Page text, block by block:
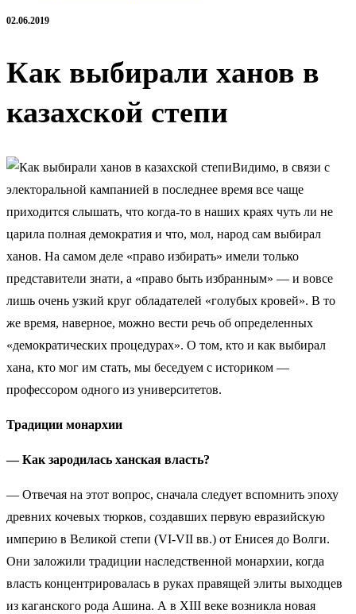
02.06.2019
Как выбирали ханов в
казахской степи
Видимо, в связи с
электоральной кампанией в последнее время все чаще
приходится слышать, что когда-то в наших краях чуть ли не
царила полная демократия и что, мол, народ сам выбирал
ханов. На самом деле «право избирать» имели только
представители знати, а «право быть избранным» — и вовсе
лишь очень узкий круг обладателей «голубых кровей». В то
же время, наверное, можно вести речь об определенных
«демократических процедурах». О том, кто и как выбирал
хана, кто мог им стать, мы беседуем с историком —
профессором одного из университетов.
Традиции монархии
— Как зародилась ханская власть?
— Отвечая на этот вопрос, сначала следует вспомнить эпоху
древних кочевых тюрков, создавших первую евразийскую
империю в Великой степи (VI-VII вв.) от Енисея до Волги.
Они заложили традиции наследственной монархии, когда
власть концентрировалась в руках правящей элиты выходцев
из каганского рода Ашина. А в XIII веке возникла новая